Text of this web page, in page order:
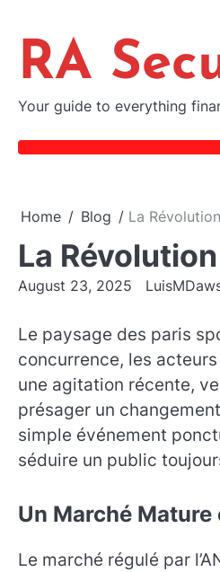
content
RA
Your guide to everything
Home Blog La
La
August 23, 2025
Le paysage des paris
concurrence, les
une agitation récente,
présager un
simple événement
séduire un public
Un Marché Mature
Le marché régulé par